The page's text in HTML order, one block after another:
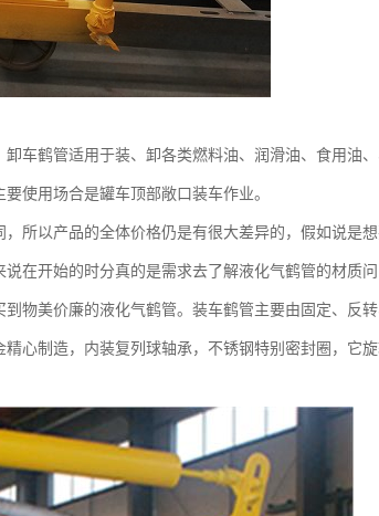
车鹤管适用于装、卸各类燃料油、润滑油、食用油、
使用场合是罐车顶部敞口装车作业。
所以产品的全体价格仍是有很大差异的，假如说是
在开始的时分真的是需求去了解液化气鹤管的材质问
物美价廉的液化气鹤管。装车鹤管主要由固定、反转
心制造，内装复列球轴承，不锈钢特别密封圈，它